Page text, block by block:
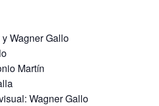
Wagner Gallo
Martín
Wagner Gallo